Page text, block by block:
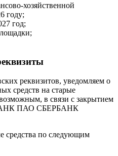
хозяйственной
году;
год;
реквизитов, уведомляем о
средств на старые
в связи с закрытием
ПАО СБЕРБАНК
средства по следующим